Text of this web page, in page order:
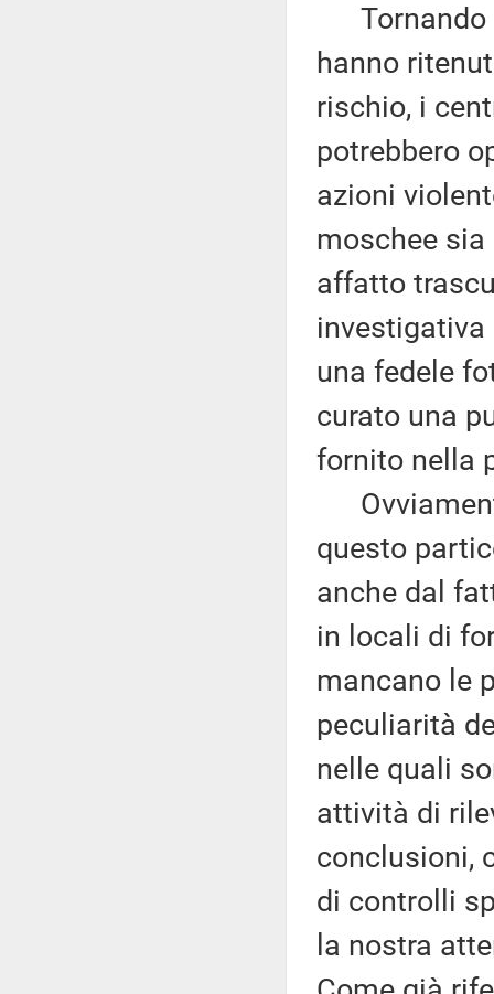
Tornando
hanno
rischio, i
potrebbero
azioni
moschee
affatto
investigativa
una fedele
curato una
fornito nella
questo
anche dal
in locali di
mancano le
peculiarità
nelle quali
attività di
conclusioni,
di controlli
la nostra